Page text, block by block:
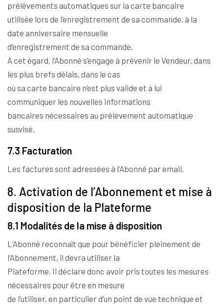
prélèvements automatiques sur la carte bancaire
utilisée lors de l’enregistrement de sa commande, à la
date anniversaire mensuelle
d’enregistrement de sa commande.
A cet égard, l’Abonné s’engage à prévenir le Vendeur, dans
les plus brefs délais, dans le cas
où sa carte bancaire n’est plus valide et à lui
communiquer les nouvelles informations
bancaires nécessaires au prélèvement automatique
susvisé.
7.3 Facturation
Les factures sont adressées à l’Abonné par email.
8. Activation de l’Abonnement et mise à
disposition de la Plateforme
8.1 Modalités de la mise à disposition
L’Abonné reconnaît que pour bénéficier pleinement de
l’Abonnement, il devra utiliser la
Plateforme. Il déclare donc avoir pris toutes les mesures
nécessaires pour être en mesure
de l’utiliser, en particulier d’un point de vue technique et